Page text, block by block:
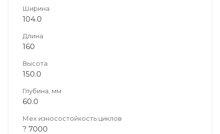
Ширина
104.0
Длина
160
Высота
150.0
Глубина, мм
60.0
Мех износостойкость циклов
? 7000